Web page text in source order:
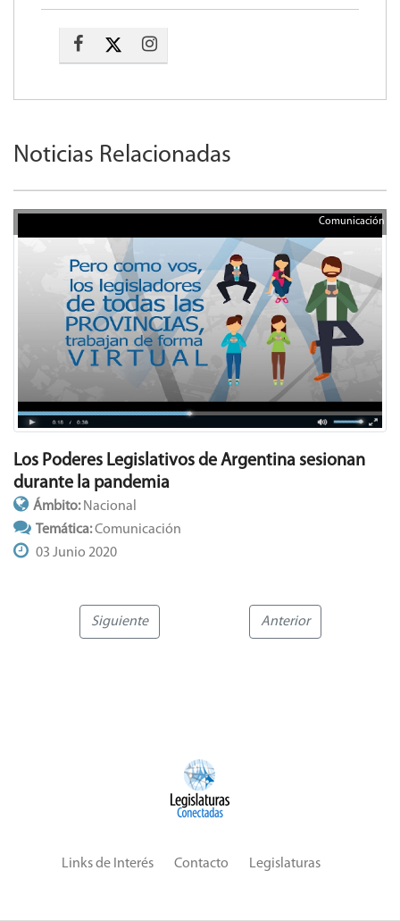
Noticias Relacionadas
Comunicación
Los Poderes Legislativos de Argentina sesionan
durante la pandemia
Ámbito: Nacional
Temática:Comunicación
03 Junio 2020
Siguiente Anterior
Links de Interés Contacto Legislaturas